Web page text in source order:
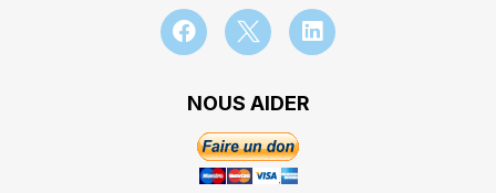
NOUS AIDER